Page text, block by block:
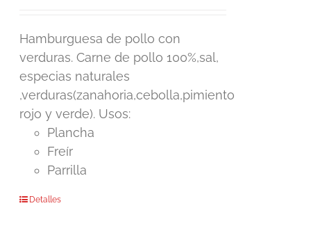
Hamburguesa de pollo con
verduras. Carne de pollo 100%,sal,
especias naturales
,verduras(zanahoria,cebolla,pimiento
rojo y verde). Usos:
Plancha
Freír
Parrilla
Detalles